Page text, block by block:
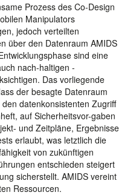
Prozess des Co-Design
Manipulators
jedoch verteilten
über den Datenraum AMIDS
sind eine
nach-haltigen -
Das vorliegende
der besagte Datenraum
datenkonsistenten Zugriff
auf Sicherheitsvor-gaben
und Zeitpläne, Ergebnisse
erlaubt, was letztlich die
von zukünftigen
entschieden steigert
sicherstellt. AMIDS vereint
Ressourcen.